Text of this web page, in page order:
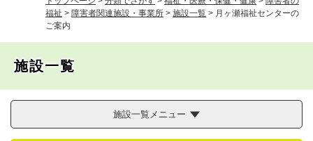
福祉 > 障害者関連施設・事業所 > 施設一覧 > 月ヶ瀬福祉センターの
ご案内
施設一覧
施設一覧メニュー